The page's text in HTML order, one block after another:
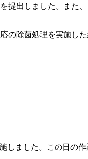
出しました。また
除菌処理を実施し
ました。この日の